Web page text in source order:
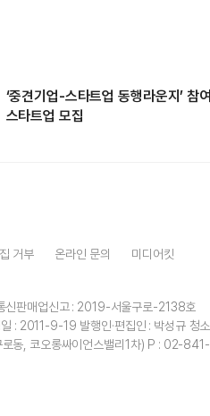
‘중견기업-스타트업 동행라운지’ 참
스타트업 모집
거부 온라인 문의 미디어킷
신판매업신고 : 2019-서울구로-2138호
일 : 2011-9-19 발행인·편집인 : 박성규 청
동, 코오롱싸이언스밸리1차) P : 02-